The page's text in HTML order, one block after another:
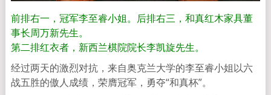
前排右一，冠军李至睿小姐。后排右三，和真红木家具董
事长周万新先生。
第二排红衣者，新西兰棋院院长李凯旋先生。
经过两天的激烈对抗， 来自奥克兰大学的李至睿小姐以六
战五胜的傲人成绩，荣膺冠军， 勇夺“和真杯”。